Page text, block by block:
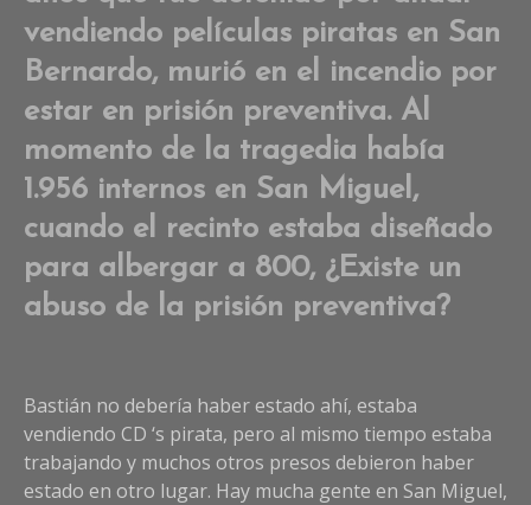
vendiendo películas piratas en San
Bernardo, murió en el incendio por
estar en prisión preventiva. Al
momento de la tragedia había
1.956 internos en San Miguel,
cuando el recinto estaba diseñado
para albergar a 800, ¿Existe un
abuso de la prisión preventiva?
Bastián no debería haber estado ahí, estaba
vendiendo CD ‘s pirata, pero al mismo tiempo estaba
trabajando y muchos otros presos debieron haber
estado en otro lugar. Hay mucha gente en San Miguel,